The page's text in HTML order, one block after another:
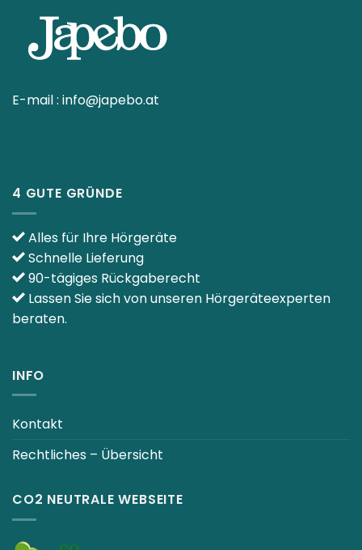
E-mail : info@japebo.at
4 GUTE GRÜNDE
Alles für Ihre Hörgeräte
Schnelle Lieferung
90-tägiges Rückgaberecht
Lassen Sie sich von unseren Hörgeräteexperten
beraten.
INFO
Kontakt
Rechtliches – Übersicht
CO2 NEUTRALE WEBSEITE